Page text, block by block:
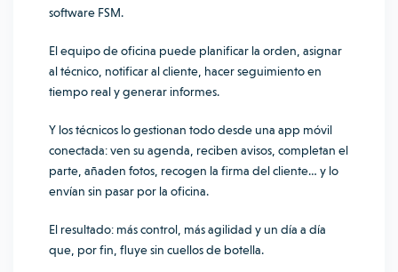
software FSM.
El equipo de oficina puede planificar la orden, asignar
al técnico, notificar al cliente, hacer seguimiento en
tiempo real y generar informes.
Y los técnicos lo gestionan todo desde una app móvil
conectada: ven su agenda, reciben avisos, completan el
parte, añaden fotos, recogen la firma del cliente… y lo
envían sin pasar por la oficina.
El resultado: más control, más agilidad y un día a día
que, por fin, fluye sin cuellos de botella.